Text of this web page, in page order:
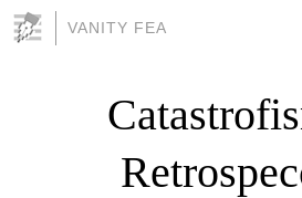
VANITY FEA